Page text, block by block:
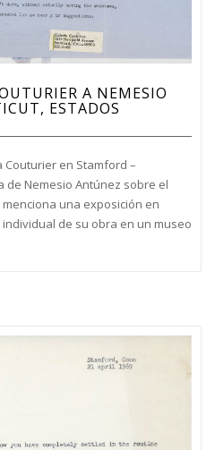
A NEMESIO
ESTADOS
en Stamford –
de Nemesio Antúnez sobre el
una exposición en
de su obra en un museo